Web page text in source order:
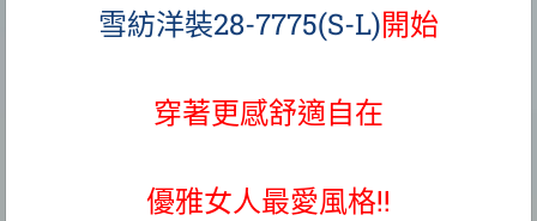
雪紡洋裝28-7775(S-L)開始
穿著更感舒適自在
優雅女人最愛風格!!